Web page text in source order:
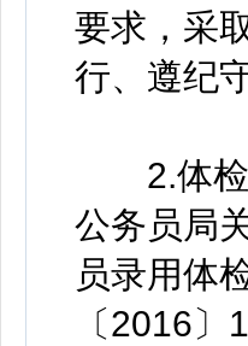
要求，采
行、遵纪
2.体检
公务员局
员录用体
〔2016